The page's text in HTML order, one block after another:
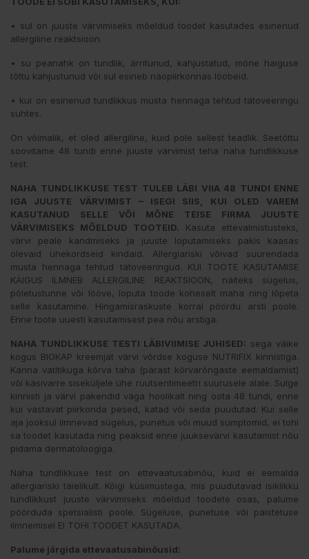
• sul on juuste värvimiseks mõeldud toodet kasutades esinenud
allergiline reaktsioon.
• su peanahk on tundlik, ärritunud, kahjustatud, mõne haiguse
tõttu kahjustunud või sul esineb näopiirkonnas lööbeid.
• kui on esinenud tundlikkus musta hennaga tehtud tätoveeringu
suhtes.
On võimalik, et oled allergiline, kuid pole sellest teadlik. Seetõttu
soovitame 48 tundi enne juuste värvimist teha naha tundlikkuse
test.
NAHA TUNDLIKKUSE TEST TULEB LÄBI VIIA 48 TUNDI ENNE
IGA JUUSTE VÄRVIMIST – ISEGI SIIS, KUI OLED VAREM
KASUTANUD SELLE VÕI MÕNE TEISE FIRMA JUUSTE
VÄRVIMISEKS MÕELDUD TOOTEID. Kasuta ettevalmistusteks,
värvi peale kandmiseks ja juuste loputamiseks pakis kaasas
olevaid ühekordseid kindaid. Allergiariski võivad suurendada
musta hennaga tehtud tätoveeringud. KUI TOOTE KASUTAMISE
KÄIGUS ILMNEB ALLERGILINE REAKTSIOON, näiteks sügelus,
põletustunne või lööve, loputa toode koheselt maha ning lõpeta
selle kasutamine. Hingamisraskuste korral pöördu arsti poole.
Enne toote uuesti kasutamisest pea nõu arstiga.
NAHA TUNDLIKKUSE TESTI LÄBIVIIMISE JUHISED: sega väike
kogus BIOKAP kreemjat värvi võrdse koguse NUTRIFIX kinnistiga.
Kanna vatitikuga kõrva taha (pärast kõrvarõngaste eemaldamist)
või käsivarre siseküljele ühe ruutsentimeetri suurusele alale. Sulge
kinnisti ja värvi pakendid väga hoolikalt ning oota 48 tundi, enne
kui vastavat piirkonda pesed, katad või seda puudutad. Kui selle
aja jooksul ilmnevad sügelus, punetus või muud sümptomid, ei tohi
sa toodet kasutada ning peaksid enne juuksevärvi kasutamist nõu
pidama dermatoloogiga.
Naha tundlikkuse test on ettevaatusabinõu, kuid ei eemalda
allergiariski täielikult. Kõigi küsimustega, mis puudutavad isiklikku
tundlikkust juuste värvimiseks mõeldud toodete osas, palume
pöörduda spetsialisti poole. Sügeluse, punetuse või paistetuse
ilmnemisel EI TOHI TOODET KASUTADA.
Palume järgida ettevaatusabinõusid: